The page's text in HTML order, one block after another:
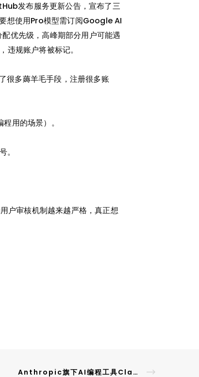
发布服务更新公告，宣布了三
想使用Pro模型需订阅Google AI
优先级，高峰期部分用户可能遇
规账户将被标记。
很多薅羊毛手段，注册很多账
用的场景）。
户审核机制越来越严格，真正想
Anthropic旗下AI编程工具Claude Code存在安全后门隐患